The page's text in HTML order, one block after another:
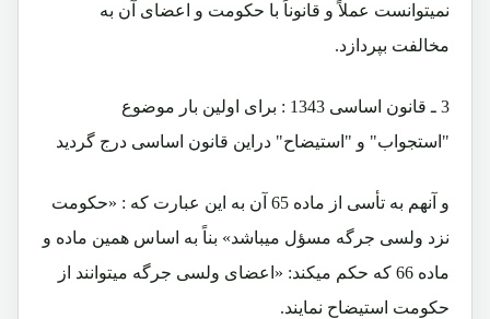
نميتوانست عملاً و قانوناً با حکومت و اعضای آن به
مخالفت بپردازد.
3 ـ قانون اساسی 1343 : برای اولين بار موضوع
"استجواب" و "استیضاح" دراین قانون اساسی درج گردید
و آنهم به تأسی از ماده 65 آن به اين عبارت که : «حکومت
نزد ولسی جرگه مسؤل ميباشد» بناً به اساس همين ماده و
ماده 66 که حکم ميکند: «اعضای ولسی جرگه ميتوانند از
حکومت استيضاح نمايند.